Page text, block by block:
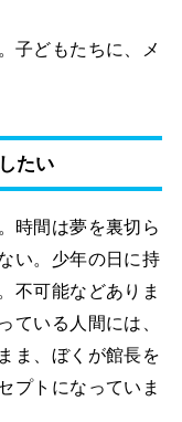
どもたちに、メ
たい
時間は夢を裏切ら
い。少年の日に持
不可能などありま
ている人間には、
ま、ぼくが館長を
プトになっていま